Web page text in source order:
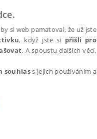
si web pamatoval, že už jste
, když jste si přišli pro
. A spoustu dalších věcí,
souhlass jejich používáním a